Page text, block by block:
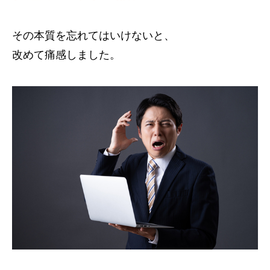
その本質を忘れてはいけないと、
改めて痛感しました。